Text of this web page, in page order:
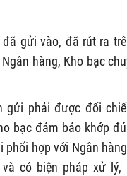
đã gửi vào, đã rút ra
hàng, Kho bạc
gửi phải được đối
bạc đảm bảo khớp
phối hợp với Ngân
có biện pháp xử lý,